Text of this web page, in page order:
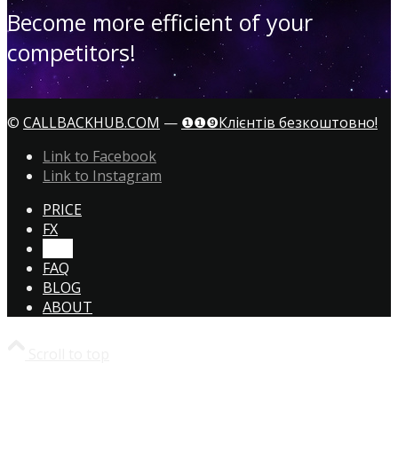
Become more efficient of your
competitors!
© CALLBACKHUB.COM — ❶❶❾Клієнтів безкоштовно!
Link to Facebook
Link to Instagram
PRICE
FX
FAQ
BLOG
ABOUT